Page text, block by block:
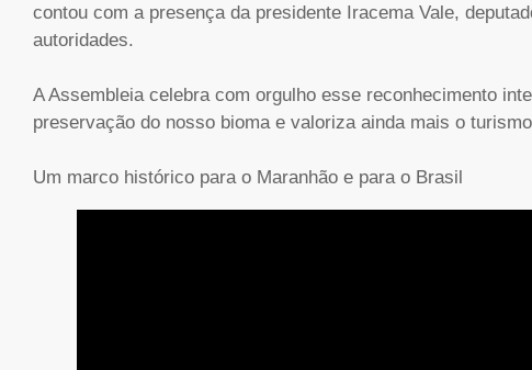
contou com a presença da presidente Iracema Vale,
autoridades.
A Assembleia celebra com orgulho esse reconhecimento
preservação do nosso bioma e valoriza ainda mais o
Um marco histórico para o Maranhão e para o Brasil